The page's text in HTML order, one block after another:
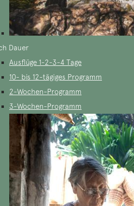
Dauer
Ausflüge 1-2-3-4 Tage
10- bis 12-tägiges Programm
2-Wochen-Programm
3-Wochen-Programm
an
Reise
(WhatsApp)